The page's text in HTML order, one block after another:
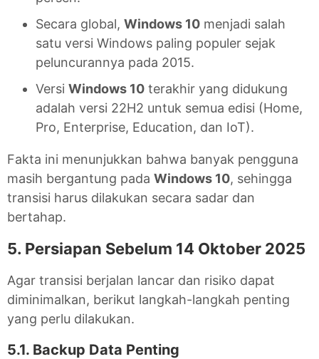
Secara global, Windows 10 menjadi salah
satu versi Windows paling populer sejak
peluncurannya pada 2015.
Versi Windows 10 terakhir yang didukung
adalah versi 22H2 untuk semua edisi (Home,
Pro, Enterprise, Education, dan IoT).
Fakta ini menunjukkan bahwa banyak pengguna
masih bergantung pada Windows 10, sehingga
transisi harus dilakukan secara sadar dan
bertahap.
5. Persiapan Sebelum 14 Oktober 2025
Agar transisi berjalan lancar dan risiko dapat
diminimalkan, berikut langkah-langkah penting
yang perlu dilakukan.
5.1. Backup Data Penting